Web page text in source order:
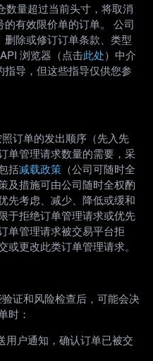
数量超过当前头寸，将取消
有效限价单的订单。 公司
除或修订订单条款、类型
浏览器（点击此处）中介
导，但这些指导仅供您参
订单的发出顺序（先入先
单管理请求数量的需要，采
括减载政策 （公司可随时全
及措施可由公司随时全权酌
先考虑、减少、降低或缓和
于拒绝订单管理请求或优先
单管理请求被交易平台拒
更改此类订单管理请求。
证和风险检查后，可能会决
时：
用户通知，确认订单已被交